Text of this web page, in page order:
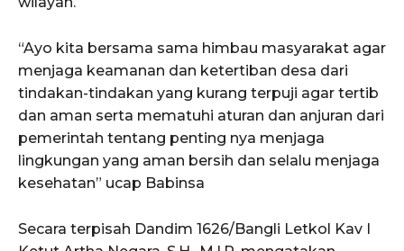
“Ayo kita bersama sama himbau masyarakat agar
menjaga keamanan dan ketertiban desa dari
tindakan-tindakan yang kurang terpuji agar tertib
dan aman serta mematuhi aturan dan anjuran dari
pemerintah tentang penting nya menjaga
lingkungan yang aman bersih dan selalu menjaga
kesehatan” ucap Babinsa
Secara terpisah Dandim 1626/Bangli Letkol Kav I